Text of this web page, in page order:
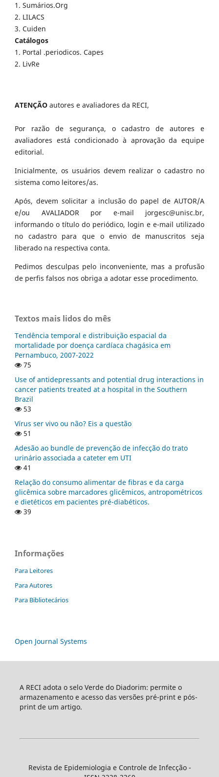
1. Sumários.Org
2. LILACS
3. Cuiden
Catálogos
1. Portal .periodicos. Capes
2. LivRe
ATENÇÃO autores e avaliadores da RECI,
Por razão de segurança, o cadastro de autores e
avaliadores está condicionado à aprovação da equipe
editorial.
Inicialmente, os usuários devem realizar o cadastro no
sistema como leitores/as.
Após, devem solicitar a inclusão do papel de AUTOR/A
e/ou AVALIADOR por e-mail jorgesc@unisc.br,
informando o título do periódico, login e e-mail utilizado
no cadastro para que o envio de manuscritos seja
liberado na respectiva conta.
Pedimos desculpas pelo inconveniente, mas a profusão
de perfis falsos nos obriga a adotar esse procedimento.
Textos mais lidos do mês
Tendência temporal e distribuição espacial da
mortalidade por doença cardíaca chagásica em
Pernambuco, 2007-2022
75
Use of antidepressants and potential drug interactions in
cancer patients treated at a hospital in the Southern
Brazil
53
Vírus ser vivo ou não? Eis a questão
51
Adesão ao bundle de prevenção de infecção do trato
urinário associada a cateter em UTI
41
Relação do consumo alimentar de fibras e da carga
glicêmica sobre marcadores glicêmicos, antropométricos
e dietéticos em pacientes pré-diabéticos.
39
Informações
Para Leitores
Para Autores
Para Bibliotecários
Open Journal Systems
A RECI adota o selo Verde do Diadorim: permite o
armazenamento e acesso das versões pré-print e pós-
print de um artigo.
Revista de Epidemiologia e Controle de Infecção -